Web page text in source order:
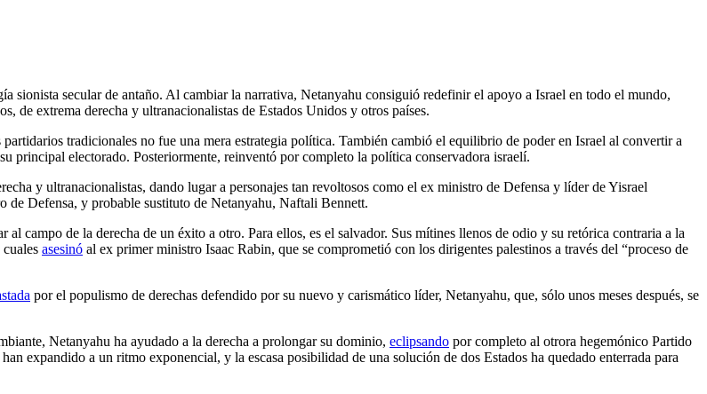
sionista secular de antaño. Al cambiar la narrativa, Netanyahu consiguió redefinir el apoyo a Israel en todo el mundo,
de extrema derecha y ultranacionalistas de Estados Unidos y otros países.
tradicionales no fue una mera estrategia política. También cambió el equilibrio de poder en Israel al convertir a
principal electorado. Posteriormente, reinventó por completo la política conservadora israelí.
y ultranacionalistas, dando lugar a personajes tan revoltosos como el ex ministro de Defensa y líder de Yisrael
Defensa, y probable sustituto de Netanyahu, Naftali Bennett.
campo de la derecha de un éxito a otro. Para ellos, es el salvador. Sus mítines llenos de odio y su retórica contraria a la
asesinó al ex primer ministro Isaac Rabin, que se comprometió con los dirigentes palestinos a través del “proceso de
por el populismo de derechas defendido por su nuevo y carismático líder, Netanyahu, que, sólo unos meses después, se
Netanyahu ha ayudado a la derecha a prolongar su dominio, eclipsando por completo al otrora hegemónico Partido
expandido a un ritmo exponencial, y la escasa posibilidad de una solución de dos Estados ha quedado enterrada para